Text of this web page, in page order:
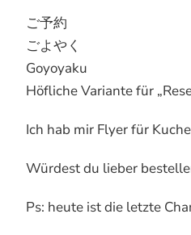
ご予約
ごよやく
Goyoyaku
Höfliche Variante für
Ich hab mir Flyer für
Würdest du lieber
Ps: heute ist die letzte